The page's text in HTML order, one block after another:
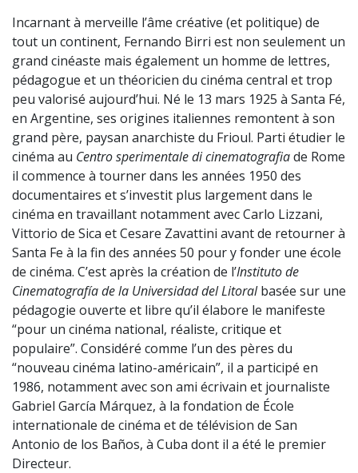
Incarnant à merveille l’âme créative (et politique) de
tout un continent, Fernando Birri est non seulement un
grand cinéaste mais également un homme de lettres,
pédagogue et un théoricien du cinéma central et trop
peu valorisé aujourd’hui. Né le 13 mars 1925 à Santa Fé,
en Argentine, ses origines italiennes remontent à son
grand père, paysan anarchiste du Frioul. Parti étudier le
cinéma au Centro sperimentale di cinematografiade Rome
il commence à tourner dans les années 1950 des
documentaires et s’investit plus largement dans le
cinéma en travaillant notamment avec Carlo Lizzani,
Vittorio de Sica et Cesare Zavattini avant de retourner à
Santa Fe à la fin des années 50 pour y fonder une école
de cinéma. C’est après la création de l’Instituto de
Cinematografía de la Universidad del Litoralbasée sur une
pédagogie ouverte et libre qu’il élabore le manifeste
“pour un cinéma national, réaliste, critique et
populaire”. Considéré comme l’un des pères du
“nouveau cinéma latino-américain”, il a participé en
1986, notamment avec son ami écrivain et journaliste
Gabriel García Márquez, à la fondation de École
internationale de cinéma et de télévision de San
Antonio de los Baños, à Cuba dont il a été le premier
Directeur.